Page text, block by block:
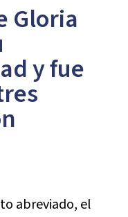
Gloria
y fue
abreviado, el